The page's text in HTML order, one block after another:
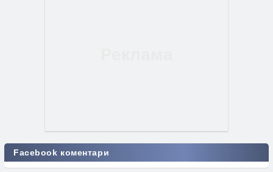
Facebook коментари